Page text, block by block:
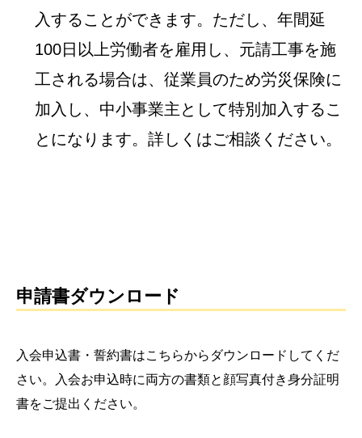
入することができます。ただし、年間延
100日以上労働者を雇用し、元請工事を施
工される場合は、従業員のため労災保険に
加入し、中小事業主として特別加入するこ
とになります。詳しくはご相談ください。
申請書ダウンロード
入会申込書・誓約書はこちらからダウンロードしてくだ
さい。入会お申込時に両方の書類と顔写真付き身分証明
書をご提出ください。